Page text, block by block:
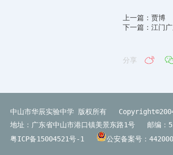
上一篇：贾博
下一篇：江门
分享
中山市华辰实验中学 版权所有
地址：广东省中山市港口镇美景东路1号 邮编
粤ICP备15004521号-1
公安备案号：